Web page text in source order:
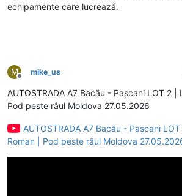
echipamente care lucrează.
M
Deconectat
mike_us
AUTOSTRADA A7 Bacău - Pașcani LOT 2 |
Pod peste râul Moldova 27.05.2026
AUTOSTRADA A7 Bacău - Pașcani
Roman | Pod peste râul Moldova